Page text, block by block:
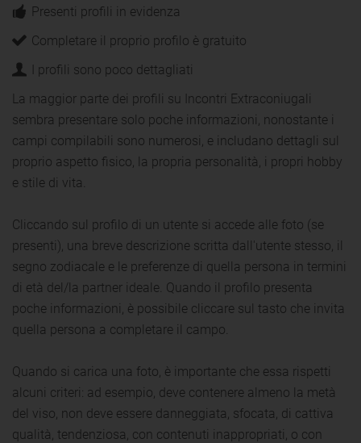
Presenti profili in evidenza
Completare il proprio profilo è gratuito
I profili sono poco dettagliati
La maggior parte dei profili su Incontri Extraconiugali
sembra presentare solo poche informazioni, nonostante i
campi compilabili sono numerosi, e includano dettagli sul
proprio aspetto fisico, la propria personalità, i propri hobby
e stile di vita.
Cliccando sul profilo di un utente si accede alle foto (se
presenti), una breve descrizione scritta dall'utente stesso, il
segno zodiacale e le preferenze di quella persona in termini
di età del/la partner ideale. Quando il profilo presenta
poche informazioni, è possibile cliccare sul tasto che invita
quella persona a completare il campo.
Quando si carica una foto, è importante che essa rispetti
alcuni criteri: ad esempio, deve contenere almeno la metà
del viso, non deve essere danneggiata, sfocata, di cattiva
qualità, tendenziosa, con contenuti inappropriati, o con